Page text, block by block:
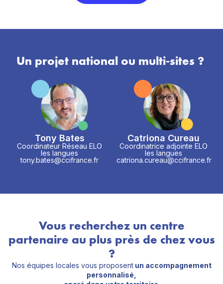
Un projet national ou multi-sites ?
Tony Bates
Coordinateur Réseau ELO
les langues
tony.bates@ccifrance.fr
Catriona Cureau
Coordinatrice adjointe ELO
les langues
catriona.cureau@ccifrance.fr
Vous recherchez un centre
partenaire au plus près de chez vous
?
Nos équipes locales vous proposentun accompagnement
personnalisé,